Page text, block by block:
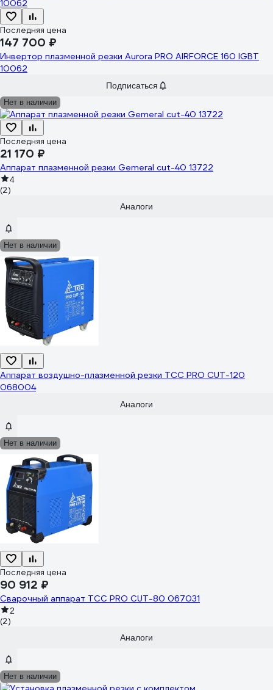
Последняя цена
147 700 ₽
Инвертор плазменной резки Aurora PRO AIRFORCE 160 IGBT
10062
Подписаться
Нет в наличии
Последняя цена
21 170 ₽
Аппарат плазменной резки Gemeral cut-40 13722
4
(2)
Аналоги
Нет в наличии
Аппарат воздушно-плазменной резки ТСС PRO CUT-120
068004
Аналоги
Нет в наличии
Последняя цена
90 912 ₽
Сварочный аппарат ТСС PRO CUT-80 067031
2
(2)
Аналоги
Нет в наличии